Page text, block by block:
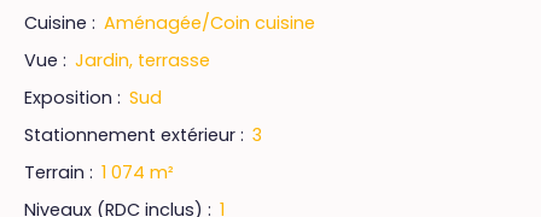
Cuisine : Aménagée/Coin cuisine
Vue : Jardin, terrasse
Exposition : Sud
Stationnement extérieur : 3
Terrain : 1 074 m²
Niveaux (RDC inclus) : 1